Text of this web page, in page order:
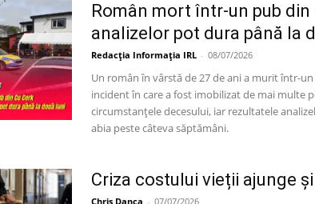
Român mort într-un pub
analizelor pot dura până la
Redacția Informația IRL - 08/07/2026
Un român în vârstă de 27 de ani a murit într-
incident în care a fost imobilizat de mai multe
circumstanțele decesului, iar rezultatele
abia peste câteva săptămâni.
Criza costului vieții ajunge
Chris Danca - 07/07/2026